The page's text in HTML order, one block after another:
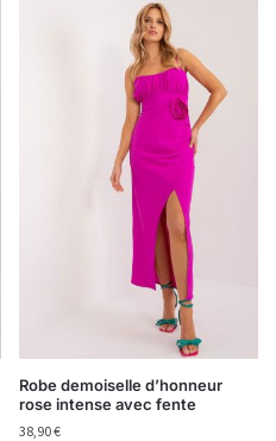
Robe demoiselle d’honneur
rose intense avec fente
38,90€